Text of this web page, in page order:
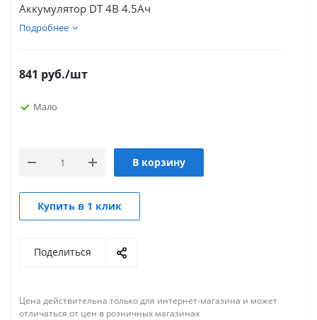
Аккумулятор DT 4В 4.5Ач
Подробнее
841 руб./шт
Мало
В корзину
Купить в 1 клик
Поделиться
Цена действительна только для интернет-магазина и может
отличаться от цен в розничных магазинах